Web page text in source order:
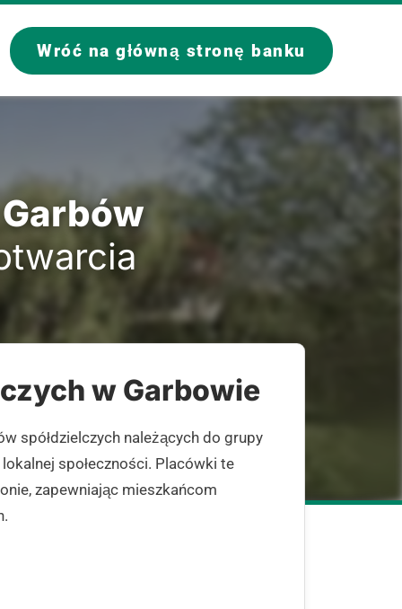
Wróć na główną stronę banku
w Garbowie
spółdzielczych należących do grupy
społeczności. Placówki te
zapewniając mieszkańcom